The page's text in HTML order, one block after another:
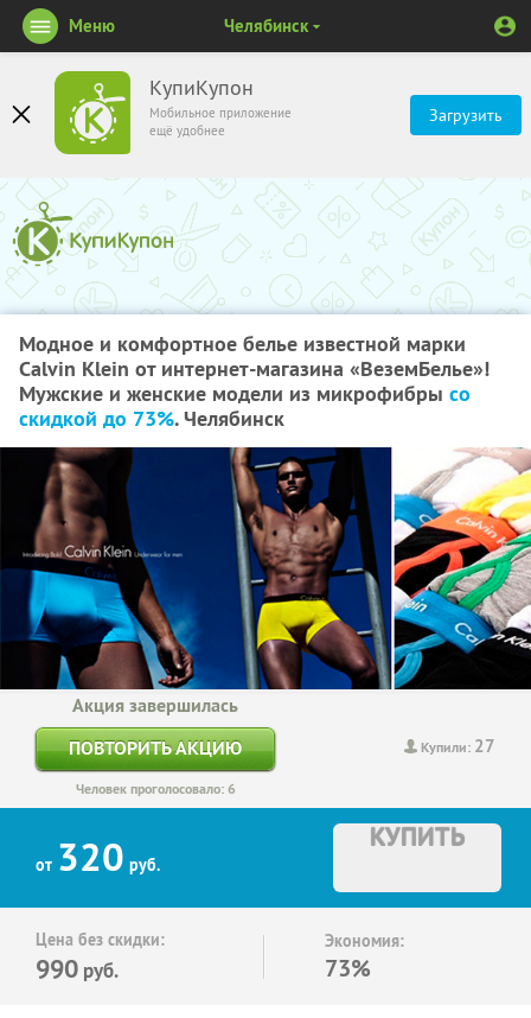
КупиКупон
Мобильное приложение
ещё удобнее
Загрузить
Меню Челябинск
Модное и комфортное белье известной марки
Calvin Klein от интернет-магазина «ВеземБелье»!
Мужские и женские модели из микрофибры со
скидкой до 73%. Челябинск
Купили: 27
Акция завершилась
ПОВТОРИТЬ АКЦИЮ
Человек проголосовало: 6
от 320 руб.
КУПИТЬ
Цена без скидки:
990 руб.
Экономия:
73%